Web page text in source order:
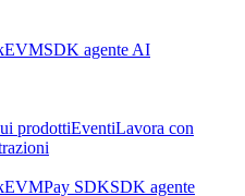
SDK agente AI
prodottiEventiLavora con
Pay SDKSDK agente